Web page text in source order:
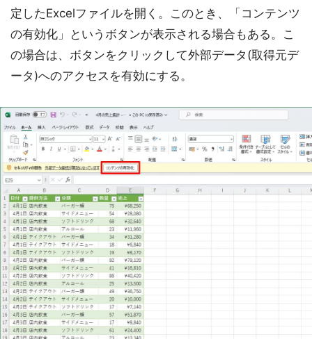
定したExcelファイルを開く。このとき、「コンテンツ
の有効化」というボタンが表示される場合もある。こ
の場合は、ボタンをクリックして外部データ(取得元デ
ータ)へのアクセスを有効にする。